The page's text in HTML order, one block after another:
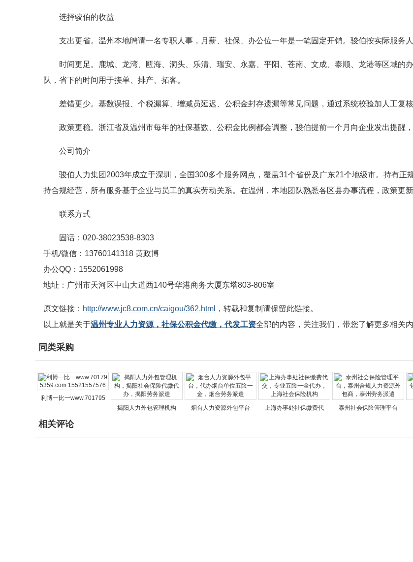
选择骏伯的收益
支出更省。温州本地䀻请一名专职人事，月薪、社保、办公位一年是一笔固定开销。骏伯按实际服务
时间更足。鹿城、龙湾、瓯海、洞头、乐清、瑞安、永嘉、平阳、苍南、文成、泰顺、龙港等区域的
队，省下的时间用于接单、排产、拓客。
差错更少。基数误报、个税漏算、增减员延迟、公积金封存遗漏等常见问题，通过系统校验加人工复
政策更稳。浙江省及温州市每年的社保基数、公积金比例都会调整，骏伯提前一个月向企业发出提醒
公司简介
骏伯人力集团2003年成立于深圳，全国300多个服务网点，覆盖31个省份及广东21个地级市。持有正
持合规经营，所有服务基于企业与员工的真实劳动关系。在温州，本地团队熟悉各区县办事流程，政策更
联系方式
固话：020-38023538-8303
手机/微信：13760141318 黄政博
办公QQ：1552061998
地址：广州市天河区中山大道西140号华港商务大厦东塔803-806室
原文链接： http://www.jc8.com.cn/caigou/362.html
，转载和复制请保留此链接。
以上就是关于温州专业人力资源，社保公积金代缴，代发工资全部的内容，关注我们，带您了解更多相关内
同类采购
利博一比一www.701795
揭阳人力外包管理机构
烟台人力资源外包平台 上海办事处社保缴费代 泰州社会保险管理平台
相关评论